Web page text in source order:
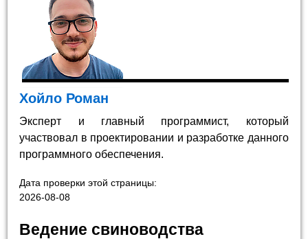
Хойло Роман
Эксперт и главный программист, который
участвовал в проектировании и разработке данного
программного обеспечения.
Дата проверки этой страницы:
2026-08-08
Ведение свиноводства